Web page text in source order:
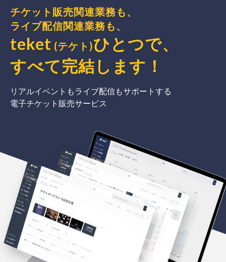
チケット販売関連業務も、
ライブ配信関連業務も、
teket (テケト)ひとつで、
すべて完結 します ！
リアルイベントもライブ配信もサポートする
電子チケット販売サービス